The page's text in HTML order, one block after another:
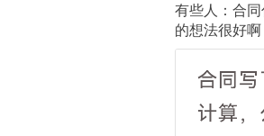
有些人：合
的想法很好啊